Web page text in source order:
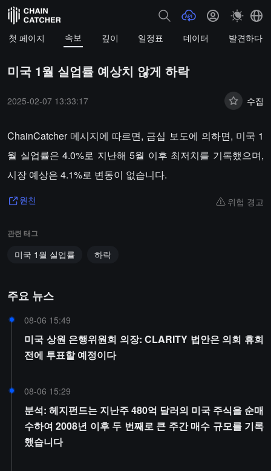
첫 페이지 속보 깊이 일정표 데이터 발견하다
미국 1월 실업률 예상치 않게 하락
2025-02-07 13:33:17 수집
ChainCatcher 메시지에 따르면, 금십 보도에 의하면, 미국 1
월 실업률은 4.0%로 지난해 5월 이후 최저치를 기록했으며,
시장 예상은 4.1%로 변동이 없습니다.
원천 위험 경고
관련 태그
미국 1월 실업률 하락
주요 뉴스
08-06 15:49
미국 상원 은행위원회 의장: CLARITY 법안은 의회 휴회
전에 투표할 예정이다
08-06 15:29
분석: 헤지펀드는 지난주 480억 달러의 미국 주식을 순매
수하여 2008년 이후 두 번째로 큰 주간 매수 규모를 기록
했습니다